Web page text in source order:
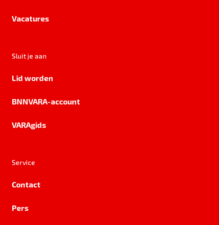
Vacatures
Sluit je aan
Lid worden
BNNVARA-account
VARAgids
Service
Contact
Pers